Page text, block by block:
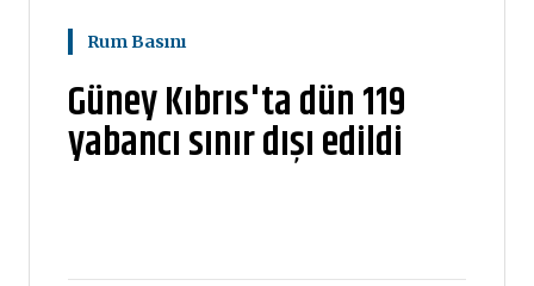
Rum Basını
Güney Kıbrıs'ta dün 119
yabancı sınır dışı edildi